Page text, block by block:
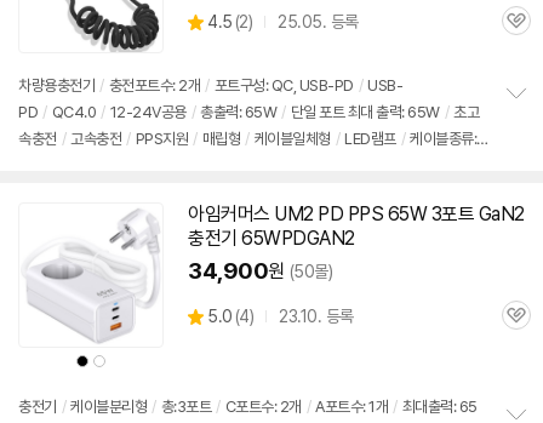
별
4.5 (상
2) 25.05. 등록
관
차량용충전기 / 충전포트수: 2개 / 포트구성: QC, USB-PD / USB-
PD / QC4.0 / 12-24V공용 / 총출력: 65W / 단일 포트 최대 출력: 65W / 초고
속충전 / 고속충전 / PPS지원 / 매립형 / 케이블일체형 / LED램프 / 케이블종류:
기
상
품
상
상
품
상
아임커머스 UM2 PD PPS 65W3포트 GaN2
충전기 65WPDGAN2
34,900원 (50몰)
별
5.0 (상
4) 23.10. 등록
관
충전기 / 케이블분리형 / 총:3포트 / C포트수: 2개 / A포트수: 1개 / 최대출력: 65